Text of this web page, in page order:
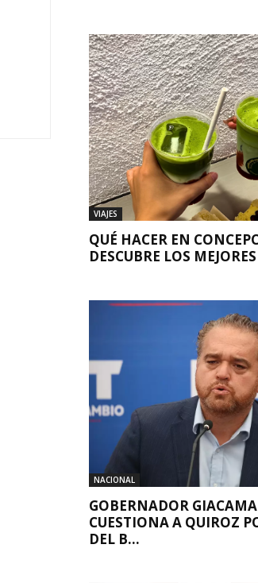
VIAJES
QUÉ HACER EN
DESCUBRE LOS
NACIONAL
GOBERNADOR
CUESTIONA A QUIROZ
DEL B...